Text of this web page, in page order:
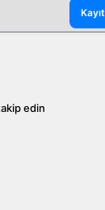
Kayıt
edin